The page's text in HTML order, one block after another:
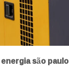
são paulo